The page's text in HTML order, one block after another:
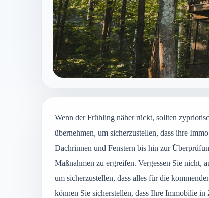
Wenn der Frühling näher rückt, sollten
übernehmen, um sicherzustellen, dass ihre
Dachrinnen und Fenstern bis hin zur
Maßnahmen zu ergreifen. Vergessen Sie nicht,
um sicherzustellen, dass alles für die
können Sie sicherstellen, dass Ihre Immobilie